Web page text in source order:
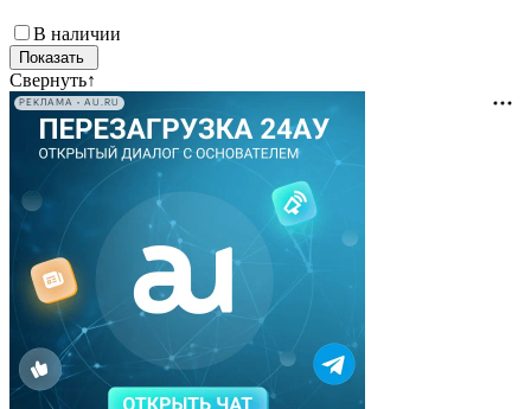
В наличии
Свернуть↑
РЕКЛАМА • AU.RU